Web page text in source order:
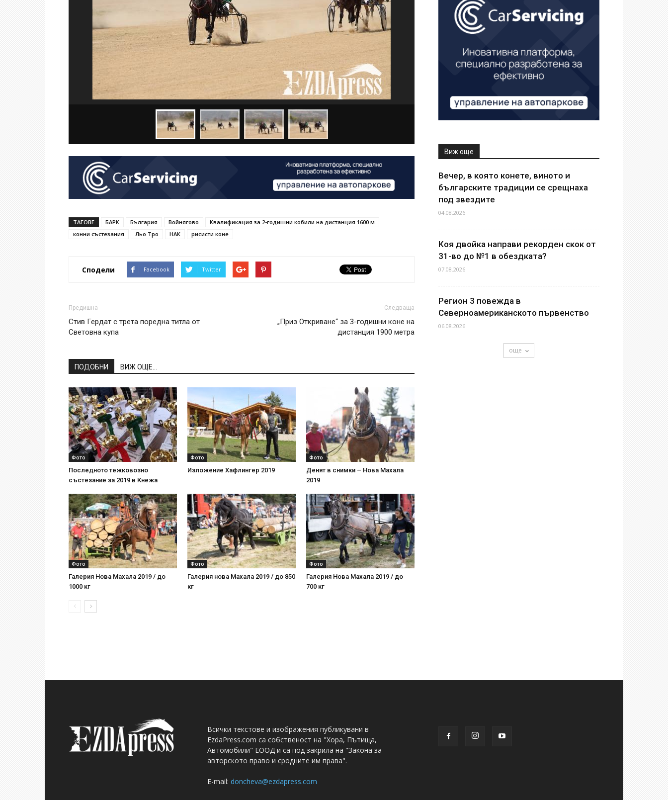
ТАГОВЕ БАРК България Войнягово
Квалификация за 2-годишни кобили на дистанция 1600 м
конни състезания
Льо Тро НАК рисисти коне
Сподели Facebook Twitter
Предишна
Стив Гердат с трета поредна титла от
Световна купа
Следваща
„Приз Откриване“ за 3-годишни коне на
дистанция 1900 метра
ПОДОБНИ ВИЖ ОЩЕ...
Фото
Последното тежковозно
състезание за 2019 в Кнежа
Фото
Изложение Хафлингер 2019
Фото
Денят в снимки – Нова Махала
2019
Фото
Галерия Нова Махала 2019 / до
1000 кг
Фото
Галерия нова Махала 2019 / до 850
кг
Фото
Галерия Нова Махала 2019 / до
700 кг
Виж още
Вечер, в която конете, виното и
българските традиции се срещнаха
под звездите
04.08.2026
Коя двойка направи рекорден скок от
31-во до №1 в обездката?
07.08.2026
Регион 3 повежда в
Северноамериканското първенство
06.08.2026
още
Всички текстове и изображения публикувани в
EzdaPress.com са собственост на "Хора, Пътища,
Автомобили" ЕООД и са под закрила на "Закона за
авторското право и сродните им права".
E-mail: doncheva@ezdapress.com